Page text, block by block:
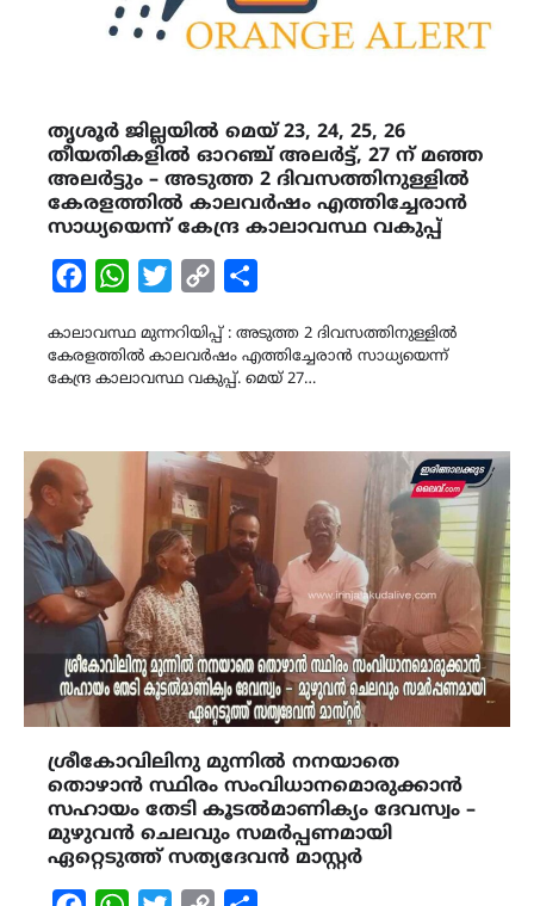
തൃശൂർ ജില്ലയിൽ മെയ് 23, 24, 25, 26
തീയതികളിൽ ഓറഞ്ച് അലർട്ട്, 27 ന് മഞ്ഞ
അലർട്ടും – അടുത്ത 2 ദിവസത്തിനുള്ളിൽ
കേരളത്തിൽ കാലവർഷം എത്തിച്ചേരാൻ
സാധ്യയെന്ന് കേന്ദ്ര കാലാവസ്ഥ വകുപ്പ്
FacebookWhatsAppTwitterCopy
കാലാവസ്ഥ മുന്നറിയിപ്പ് : അടുത്ത 2 ദിവസത്തിനുള്ളിൽ
കേരളത്തിൽ കാലവർഷം എത്തിച്ചേരാൻ സാധ്യയെന്ന്
കേന്ദ്ര കാലാവസ്ഥ വകുപ്പ്. മെയ് 27…
ശ്രീകോവിലിനു മുന്നിൽ നനയാതെ
തൊഴാൻ സ്ഥിരം സംവിധാനമൊരുക്കാൻ
സഹായം തേടി കൂടൽമാണിക്യം ദേവസ്വം –
മുഴുവൻ ചെലവും സമർപ്പണമായി
ഏറ്റെടുത്ത് സത്യദേവൻ മാസ്റ്റർ